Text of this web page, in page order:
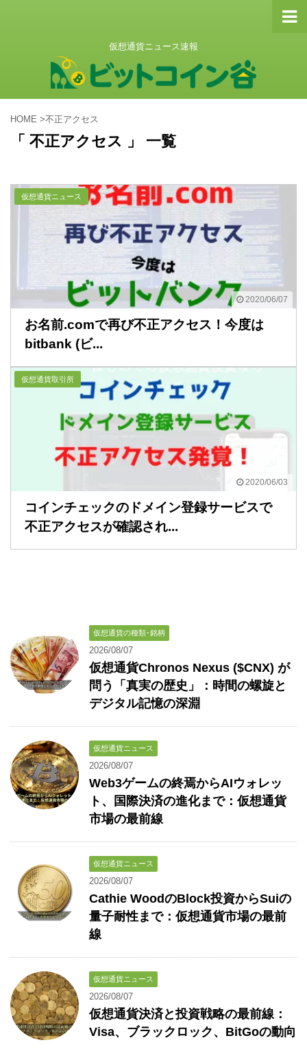
仮想通貨ニュース速報
HOME >不正アクセス
「 不正アクセス 」 一覧
2020/06/07
仮想通貨ニュース
お名前.comで再び不正アクセス！今度は
bitbank (ビ...
2020/06/03
仮想通貨取引所
コインチェックのドメイン登録サービスで
不正アクセスが確認され...
仮想通貨の種類･銘柄
2026/08/07
仮想通貨Chronos Nexus ($CNX) が
問う「真実の歴史」：時間の螺旋と
デジタル記憶の深淵
仮想通貨ニュース
2026/08/07
Web3ゲームの終焉からAIウォレッ
ト、国際決済の進化まで：仮想通貨
市場の最前線
仮想通貨ニュース
2026/08/07
Cathie WoodのBlock投資からSuiの
量子耐性まで：仮想通貨市場の最前
線
仮想通貨ニュース
2026/08/07
仮想通貨決済と投資戦略の最前線：
Visa、ブラックロック、BitGoの動向